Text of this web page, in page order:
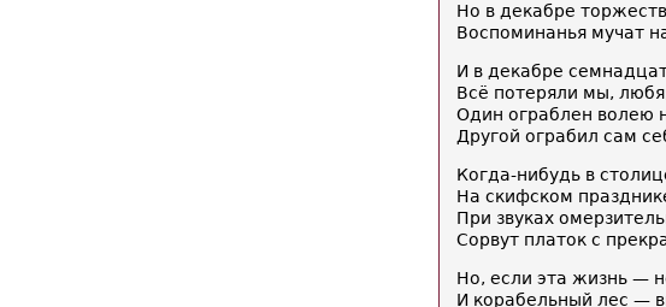
Но в декабре
Воспоминанья мучат
И в декабре
Всё потеряли мы,
Один ограблен волею
Другой ограбил сам
Когда-нибудь в
На скифском
При звуках
Сорвут платок с
Но, если эта жизнь —
И корабельный лес —